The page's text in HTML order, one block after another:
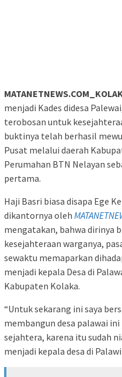
menjadi Kades didesa
terobosan untuk
buktinya telah berhasil
Pusat melalui daerah
Perumahan BTN Nelayan
pertama.
Haji Basri biasa disapa Ege
dikantornya oleh
mengatakan, bahwa dirinya
kesejahteraan warganya,
sewaktu memaparkan
menjadi kepala Desa di
Kabupaten Kolaka.
“Untuk sekarang ini saya
membangun desa palawai ini
sejahtera, karena itu sudah
menjadi kepala desa di